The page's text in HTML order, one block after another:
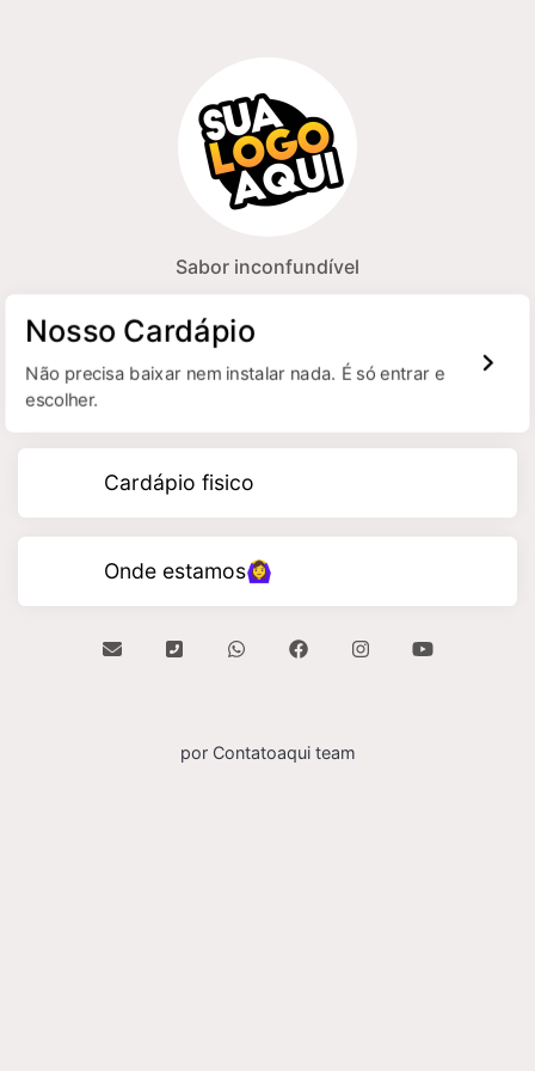
Sabor inconfundível
Nosso Cardápio
Não precisa baixar nem instalar nada. É só entrar e
escolher.
Cardápio fisico
Onde estamos🙆‍♀️
por Contatoaqui team